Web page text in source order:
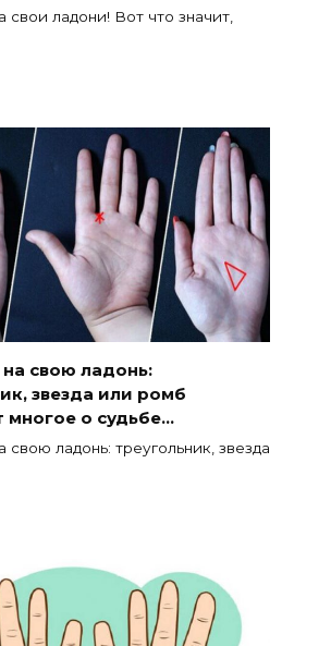
свои ладони! Вот что значит,
свою ладонь:
звезда или ромб
многое о судьбе…
свою ладонь: треугольник, звезда